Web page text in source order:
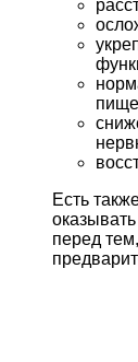
Есть
перед